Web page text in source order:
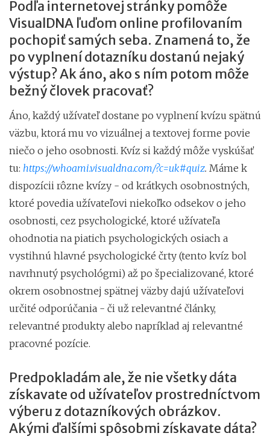
Podľa internetovej stránky pomôže
VisualDNA ľuďom online profilovaním
pochopiť samých seba. Znamená to, že
po vyplnení dotazníku dostanú nejaký
výstup? Ak áno, ako s ním potom môže
bežný človek pracovať?
Áno, každý užívateľ dostane po vyplnení kvízu spätnú
väzbu, ktorá mu vo vizuálnej a textovej forme povie
niečo o jeho osobnosti. Kvíz si každý môže vyskúšať
tu: https://whoami.visualdna.com/?c=uk#quiz. Máme k
dispozícii rôzne kvízy - od krátkych osobnostných,
ktoré povedia užívateľovi niekoľko odsekov o jeho
osobnosti, cez psychologické, ktoré užívateľa
ohodnotia na piatich psychologických osiach a
vystihnú hlavné psychologické črty (tento kvíz bol
navrhnutý psychológmi) až po špecializované, ktoré
okrem osobnostnej spätnej väzby dajú užívateľovi
určité odporúčania - či už relevantné články,
relevantné produkty alebo napríklad aj relevantné
pracovné pozície.
Predpokladám ale, že nie všetky dáta
získavate od užívateľov prostredníctvom
výberu z dotazníkových obrázkov.
Akými ďalšími spôsobmi získavate dáta?